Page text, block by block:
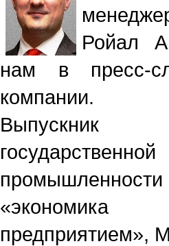
Ройал
нам в пресс-
компании.
предприятием»,